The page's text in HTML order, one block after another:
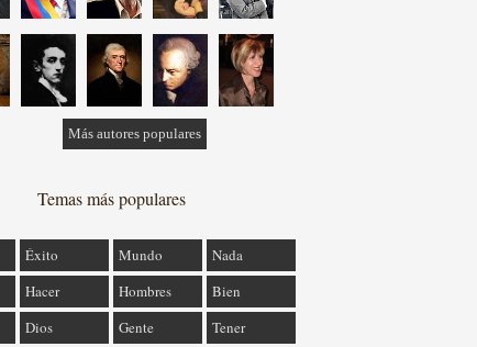
Más autores populares
Temas más populares
Éxito Mundo
Nada
Hacer Hombres
Bien
Dios Gente Tener